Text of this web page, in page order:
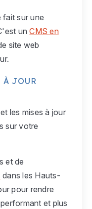
fait sur une
unCMS en
site web
À JOUR
les mises à jour
sur votre
et de
dans les Hauts-
pour rendre
et plus